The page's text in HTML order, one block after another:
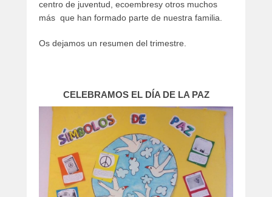
centro de juventud, ecoembresy otros muchos
más que han formado parte de nuestra familia.
Os dejamos un resumen del trimestre.
CELEBRAMOS EL DÍA DE LA PAZ